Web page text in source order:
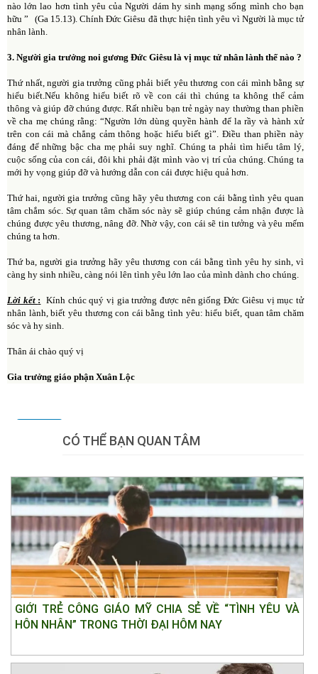
nào lớn lao hơn tình yêu của Người dám hy sinh mạng sống mình cho bạn
hữu ” (Ga 15.13). Chính Đức Giêsu đã thực hiện tình yêu vì Người là mục tử
nhân lành.
3. Người gia trưởng noi gương Đức Giêsu là vị mục tử nhân lành thế nào ?
Thứ nhất, người gia trưởng cũng phải biết yêu thương con cái mình bằng sự
hiểu biết.Nếu không hiểu biết rõ về con cái thì chúng ta không thể cảm
thông và giúp đỡ chúng được. Rất nhiều bạn trẻ ngày nay thường than phiền
về cha mẹ chúng rằng: “Ngườn lớn dùng quyền hành để la rầy và hành xử
trên con cái mà chẳng cảm thông hoặc hiểu biết gì”. Điều than phiền này
đáng để những bậc cha mẹ phải suy nghĩ. Chúng ta phải tìm hiểu tâm lý,
cuộc sống của con cái, đôi khi phải đặt mình vào vị trí của chúng. Chúng ta
mới hy vọng giúp đỡ và hướng dẫn con cái được hiệu quả hơn.
Thứ hai, người gia trưởng cũng hãy yêu thương con cái bằng tình yêu quan
tâm chắm sóc. Sự quan tâm chăm sóc này sẽ giúp chúng cảm nhận được là
chúng được yêu thương, nâng đỡ. Nhờ vậy, con cái sẽ tin tưởng và yêu mếm
chúng ta hơn.
Thứ ba, người gia trưởng hãy yêu thương con cái bằng tình yêu hy sinh, vì
càng hy sinh nhiều, càng nói lên tình yêu lớn lao của mình dành cho chúng.
Lời kết : Kính chúc quý vị gia trưởng được nên giống Đức Giêsu vị mục tử
nhân lành, biết yêu thương con cái bằng tình yêu: hiểu biết, quan tâm chăm
sóc và hy sinh.
Thân ái chào quý vị
Gia trưởng giáo phận Xuân Lộc
CÓ THỂ BẠN QUAN TÂM
GIỚI TRẺ CÔNG GIÁO MỸ CHIA SẺ VỀ “TÌNH YÊU VÀ
HÔN NHÂN” TRONG THỜI ĐẠI HÔM NAY